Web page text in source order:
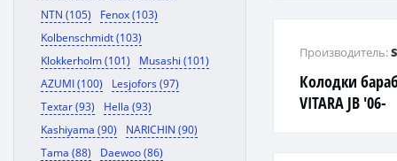
NTN (105)
Fenox (103)
Kolbenschmidt (103)
Klokkerholm (101)
Musashi (101)
AZUMI (100)
Lesjofors (97)
Textar (93)
Hella (93)
Kashiyama (90)
NARICHIN (90)
Tama (88)
Daewoo (86)
Колодки
VITARA JB '06-
Производитель: